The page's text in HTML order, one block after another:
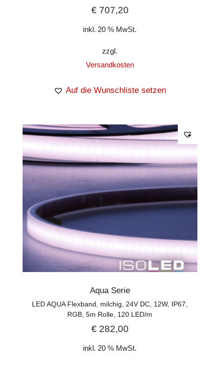
€707,20
inkl. 20 % MwSt.
zzgl.
Versandkosten
Auf die Wunschliste setzen
Aqua Serie
LED AQUA Flexband, milchig, 24V DC, 12W, IP67,
RGB, 5m Rolle, 120 LED/m
€282,00
inkl. 20 % MwSt.